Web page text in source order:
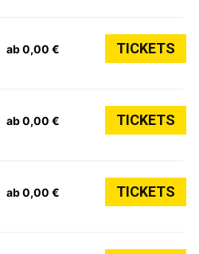
ab 0,00 € TICKETS
ab 0,00 € TICKETS
ab 0,00 € TICKETS